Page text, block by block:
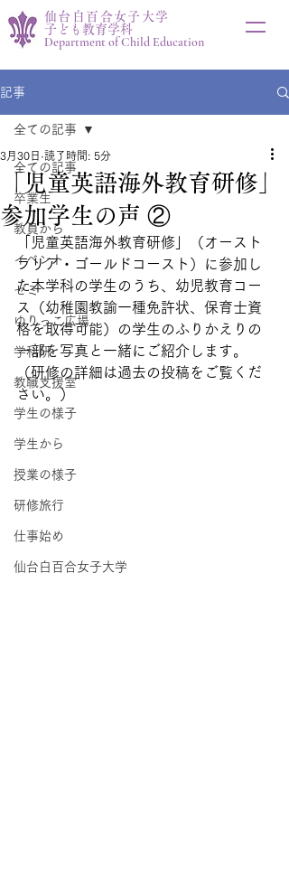
仙台白百合女子大学
子ども教育学科
Department of Child Education
記事
全ての記事
卒業生
教員から
イベント
ゼミ
ゆりっこ広場
学科研
教職支援室
学生の様子
学生から
授業の様子
研修旅行
仕事始め
仙台白百合女子大学
全ての記事
「児童英語海外教育研修」
参加学生の声 ②
3月30日 読了時間: 5分
「児童英語海外教育研修」（オースト
ラリア・ゴールドコースト）に参加し
た本学科の学生のうち、幼児教育コー
ス（幼稚園教諭一種免許状、保育士資
格を取得可能）の学生のふりかえりの
一部を写真と一緒にご紹介します。
（研修の詳細は過去の投稿をご覧くだ
さい。）